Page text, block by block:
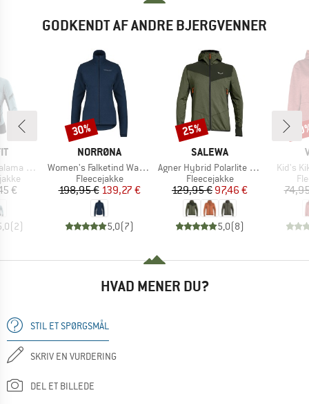
GODKENDT AF ANDRE BJERGVENNER
Jacket
€
(2)
MÆRKE
NORRØNA
Artikel
Women's Falketind Warm1 Jacket
Produktgruppe
Fleecejakke
Pris
198,95 €Nedsat pris
139,27 €
5,0(7)
Rabat
30%
MÆRKE
SALEWA
Artikel
Agner Hybrid Polarlite Durastretch Fullzip Hoody
Produktgruppe
Fleecejakke
Pris
129,95 €Nedsat pris
97,46 €
5,0(8)
Rabat
25%
Artikel
Kid's
HVAD MENER DU?
STIL ET SPØRGSMÅL
SKRIV EN VURDERING
DEL ET BILLEDE